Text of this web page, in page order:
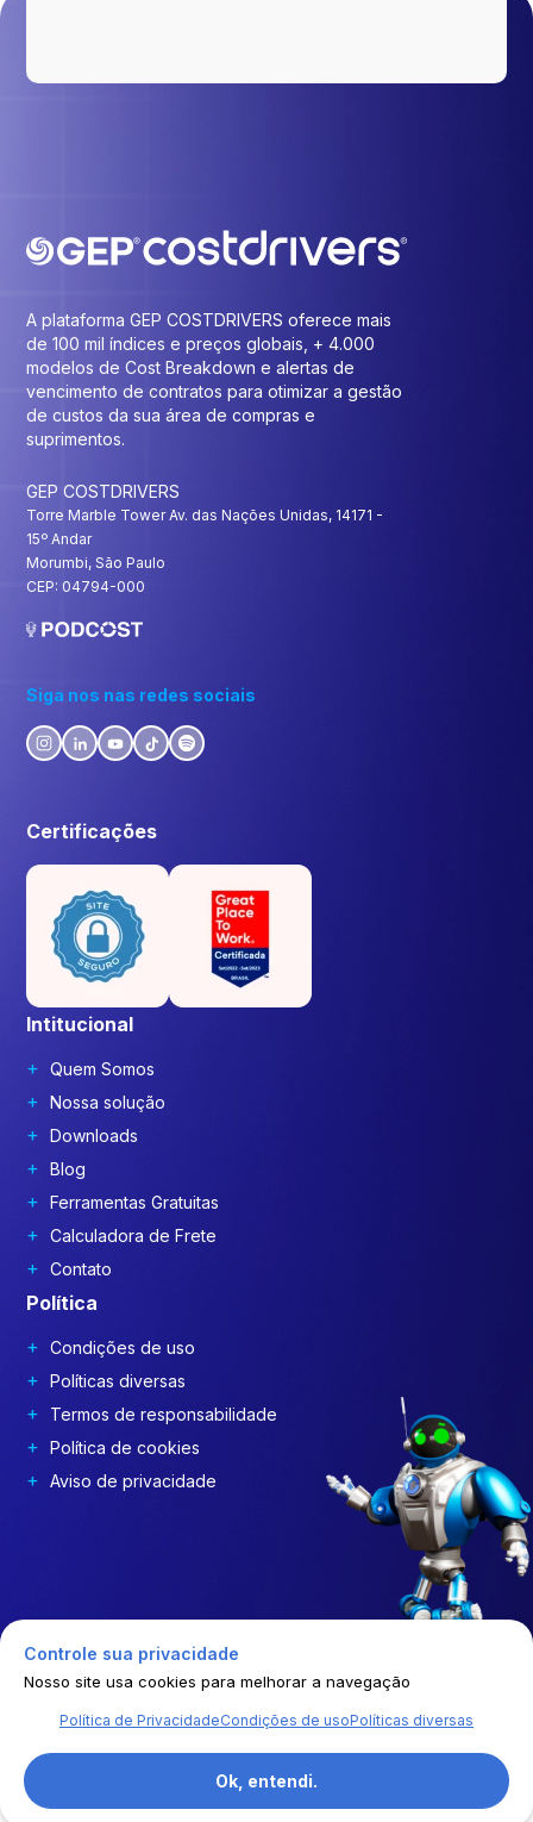
A plataforma GEP COSTDRIVERS oferece mais
de 100 mil índices e preços globais, + 4.000
modelos de Cost Breakdown e alertas de
vencimento de contratos para otimizar a gestão
de custos da sua área de compras e
suprimentos.
GEP COSTDRIVERS
Torre Marble Tower Av. das Nações Unidas, 14171 -
15º Andar
Morumbi, São Paulo
CEP: 04794-000
Intitucional
Quem Somos
Nossa solução
Downloads
Blog
Ferramentas Gratuitas
Calculadora de Frete
Contato
Política
Condições de uso
Políticas diversas
Termos de responsabilidade
Política de cookies
Aviso de privacidade
Siga nos nas redes sociais
Certificações
Controle sua privacidade
Nosso site usa cookies para melhorar a navegação
Política de PrivacidadeCondições de usoPolíticas diversas
Ok, entendi.